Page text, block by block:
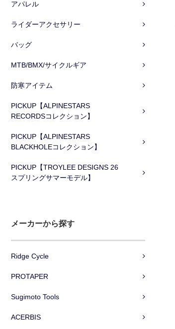
アパレル
ライダーアクセサリー
バッグ
MTB/BMX/サイクルギア
防寒アイテム
PICKUP【ALPINESTARS
RECORDSコレクション】
PICKUP【ALPINESTARS
BLACKHOLEコレクション】
PICKUP【TROYLEE DESIGNS 26
スプリングサマーモデル】
メーカーから探す
Ridge Cycle
PROTAPER
Sugimoto Tools
ACERBIS